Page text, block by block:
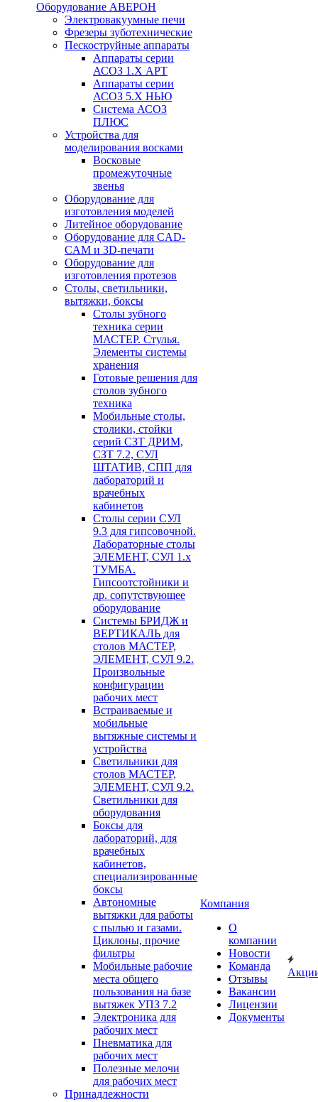
Оборудование АВЕРОН
Электровакуумные печи
Фрезеры зуботехнические
Пескоструйные аппараты
Аппараты серии
АСОЗ 1.Х АРТ
Аппараты серии
АСОЗ 5.Х НЬЮ
Система АСОЗ
ПЛЮС
Устройства для
моделирования восками
Восковые
промежуточные
звенья
Оборудование для
изготовления моделей
Литейное оборудование
Оборудование для CAD-
CAM и 3D-печати
Оборудование для
изготовления протезов
Cтолы, светильники,
вытяжки, боксы
Столы зубного
техника серии
МАСТЕР. Стулья.
Элементы системы
хранения
Готовые решения для
столов зубного
техника
Мобильные столы,
столики, стойки
серий СЗТ ДРИМ,
СЗТ 7.2, СУЛ
ШТАТИВ, СПП для
лабораторий и
врачебных
кабинетов
Столы серии СУЛ
9.3 для гипсовочной.
Лабораторные столы
ЭЛЕМЕНТ, СУЛ 1.х
ТУМБА.
Гипсоотстойники и
др. сопутствующее
оборудование
Системы БРИДЖ и
ВЕРТИКАЛЬ для
столов МАСТЕР,
ЭЛЕМЕНТ, СУЛ 9.2.
Произвольные
конфигурации
рабочих мест
Встраиваемые и
мобильные
вытяжные системы и
устройства
Светильники для
столов МАСТЕР,
ЭЛЕМЕНТ, СУЛ 9.2.
Светильники для
оборудования
Боксы для
лабораторий, для
врачебных
кабинетов,
специализированные
боксы
Автономные
вытяжки для работы
с пылью и газами.
Циклоны, прочие
фильтры
Мобильные рабочие
места общего
пользования на базе
вытяжек УПЗ 7.2
Электроника для
рабочих мест
Пневматика для
рабочих мест
Полезные мелочи
для рабочих мест
Принадлежности
Компания
О
компании
Новости
Команда
Отзывы
Вакансии
Лицензии
Документы